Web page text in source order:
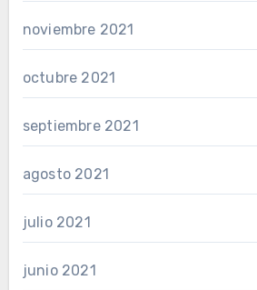
noviembre 2021
octubre 2021
septiembre 2021
agosto 2021
julio 2021
junio 2021